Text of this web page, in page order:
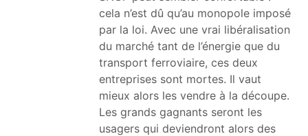
cela n’est dû qu’au monopole imposé
par la loi. Avec une vrai libéralisation
du marché tant de l’énergie que du
transport ferroviaire, ces deux
entreprises sont mortes. Il vaut
mieux alors les vendre à la découpe.
Les grands gagnants seront les
usagers qui deviendront alors des